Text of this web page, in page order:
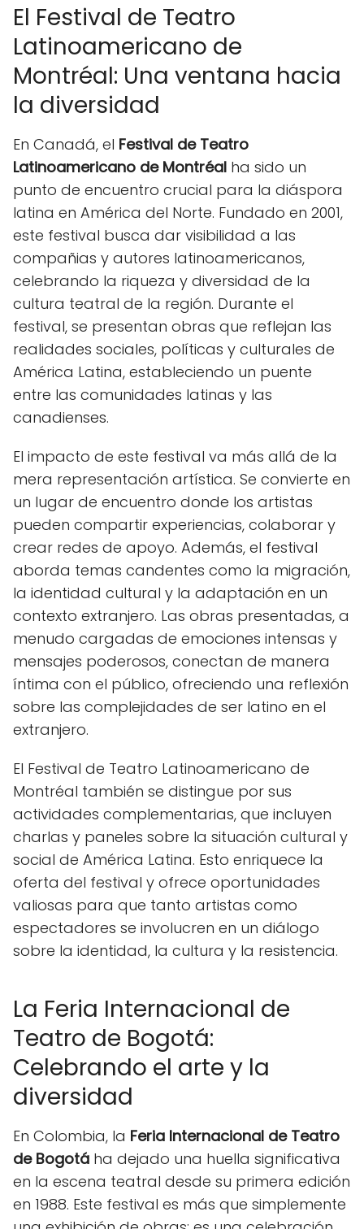
El Festival de Teatro
Latinoamericano de
Montréal: Una ventana hacia
la diversidad
En Canadá, el Festival de Teatro
Latinoamericano de Montréal ha sido un
punto de encuentro crucial para la diáspora
latina en América del Norte. Fundado en 2001,
este festival busca dar visibilidad a las
compañias y autores latinoamericanos,
celebrando la riqueza y diversidad de la
cultura teatral de la región. Durante el
festival, se presentan obras que reflejan las
realidades sociales, políticas y culturales de
América Latina, estableciendo un puente
entre las comunidades latinas y las
canadienses.
El impacto de este festival va más allá de la
mera representación artística. Se convierte en
un lugar de encuentro donde los artistas
pueden compartir experiencias, colaborar y
crear redes de apoyo. Además, el festival
aborda temas candentes como la migración,
la identidad cultural y la adaptación en un
contexto extranjero. Las obras presentadas, a
menudo cargadas de emociones intensas y
mensajes poderosos, conectan de manera
íntima con el público, ofreciendo una reflexión
sobre las complejidades de ser latino en el
extranjero.
El Festival de Teatro Latinoamericano de
Montréal también se distingue por sus
actividades complementarias, que incluyen
charlas y paneles sobre la situación cultural y
social de América Latina. Esto enriquece la
oferta del festival y ofrece oportunidades
valiosas para que tanto artistas como
espectadores se involucren en un diálogo
sobre la identidad, la cultura y la resistencia.
La Feria Internacional de
Teatro de Bogotá:
Celebrando el arte y la
diversidad
En Colombia, la Feria Internacional de Teatro
de Bogotá ha dejado una huella significativa
en la escena teatral desde su primera edición
en 1988. Este festival es más que simplemente